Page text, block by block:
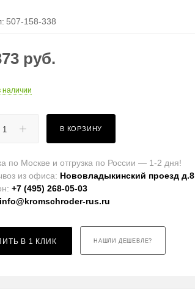
507-158-338
руб.
наличии
В КОРЗИНУ
по Москве и отгрузка по России — 1-2 дня!
из офиса: Нововладыкинский проезд д.8
+7 (495) 268-05-03
info@kromschroder-rus.ru
В 1 КЛИК НАШЛИ ДЕШЕВЛЕ?